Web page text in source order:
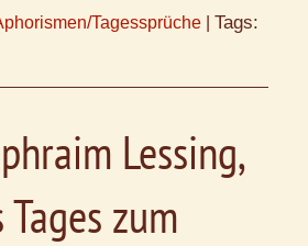
Tagessprüche Tags:
Lessing,
zum